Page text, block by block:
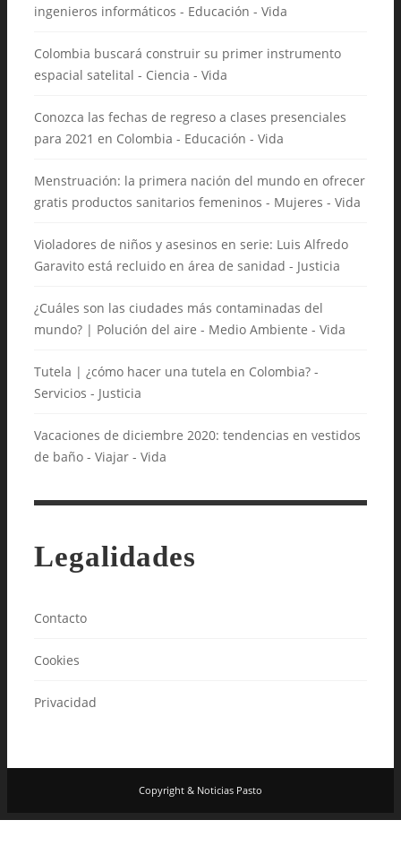
ingenieros informáticos - Educación - Vida
Colombia buscará construir su primer instrumento
espacial satelital - Ciencia - Vida
Conozca las fechas de regreso a clases presenciales
para 2021 en Colombia - Educación - Vida
Menstruación: la primera nación del mundo en ofrecer
gratis productos sanitarios femeninos - Mujeres - Vida
Violadores de niños y asesinos en serie: Luis Alfredo
Garavito está recluido en área de sanidad - Justicia
¿Cuáles son las ciudades más contaminadas del
mundo? | Polución del aire - Medio Ambiente - Vida
Tutela | ¿cómo hacer una tutela en Colombia? -
Servicios - Justicia
Vacaciones de diciembre 2020: tendencias en vestidos
de baño - Viajar - Vida
Legalidades
Contacto
Cookies
Privacidad
Copyright & Noticias Pasto